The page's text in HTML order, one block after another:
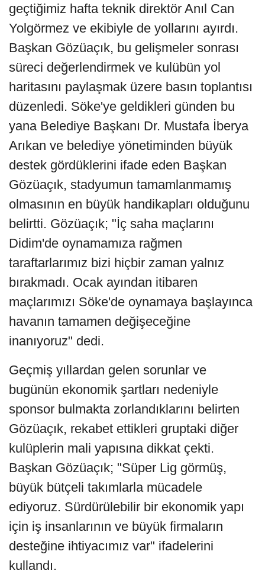
geçtiğimiz hafta teknik direktör Anıl Can
Yolgörmez ve ekibiyle de yollarını ayırdı.
Başkan Gözüaçık, bu gelişmeler sonrası
süreci değerlendirmek ve kulübün yol
haritasını paylaşmak üzere basın toplantısı
düzenledi. Söke'ye geldikleri günden bu
yana Belediye Başkanı Dr. Mustafa İberya
Arıkan ve belediye yönetiminden büyük
destek gördüklerini ifade eden Başkan
Gözüaçık, stadyumun tamamlanmamış
olmasının en büyük handikapları olduğunu
belirtti. Gözüaçık; "İç saha maçlarını
Didim'de oynamamıza rağmen
taraftarlarımız bizi hiçbir zaman yalnız
bırakmadı. Ocak ayından itibaren
maçlarımızı Söke'de oynamaya başlayınca
havanın tamamen değişeceğine
inanıyoruz" dedi.
Geçmiş yıllardan gelen sorunlar ve
bugünün ekonomik şartları nedeniyle
sponsor bulmakta zorlandıklarını belirten
Gözüaçık, rekabet ettikleri gruptaki diğer
kulüplerin mali yapısına dikkat çekti.
Başkan Gözüaçık; "Süper Lig görmüş,
büyük bütçeli takımlarla mücadele
ediyoruz. Sürdürülebilir bir ekonomik yapı
için iş insanlarının ve büyük firmaların
desteğine ihtiyacımız var" ifadelerini
kullandı.